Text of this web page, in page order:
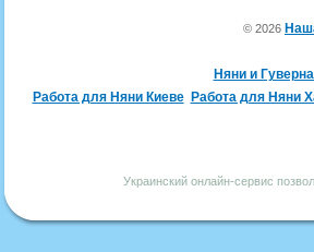
© 2026
Няни и
Работа для Няни Киеве
Работа для Няни
Украинский онлайн-сервис